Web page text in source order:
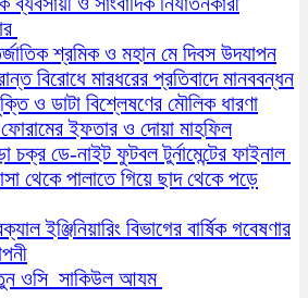
শ্রমিক ও মহান মে দিবস উদযাপন
বিরোধে মারধরের প্রতিবাদে মানববন্ধন
ও ডাটা বিশ্লেষণের মৌলিক ধারণা
ফোরামের ইফতার ও দোয়া মাহফিল
ডে-নাইট ফুটবল টুর্নামেন্টের ফাইনাল
থেকে পালাতে গিয়ে ছাদ থেকে পড়ে
ইঞ্জিনিয়ারিং বিভাগের বার্ষিক গবেষণার
ওসি সাকিউল আযম